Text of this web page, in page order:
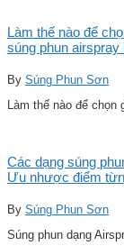
Làm thế nào để
súng phun airspray
By Súng Phun Sơn
Làm thế nào để chọn
Các dạng súng
Ưu nhược điểm
By Súng Phun Sơn
Súng phun dạng